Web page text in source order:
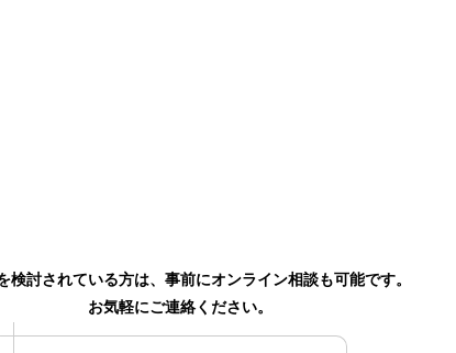
検討されている方は、事前にオンライン相談も可能です。
お気軽にご連絡ください。